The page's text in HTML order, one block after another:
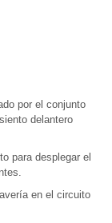
por el conjunto
delantero
para desplegar el
en el circuito